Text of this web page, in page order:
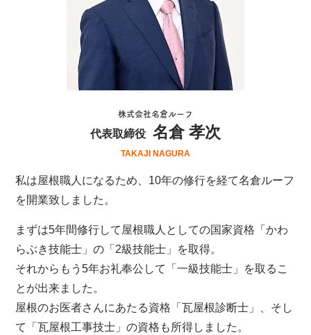
株式会社名倉ルーフ
代表取締役 名倉 孝次
TAKAJI NAGURA
私は屋根職人になるため、10年の修行を経て名倉ルーフ
を開業致しました。
まずは5年間修行して屋根職人としての国家資格「かわ
らぶき技能士」の「2級技能士」を取得。
それからもう5年お礼奉公して「一級技能士」を取るこ
とが出来ました。
屋根のお医者さんにあたる資格「瓦屋根診断士」、そし
て「瓦屋根工事技士」の資格も所得しました。